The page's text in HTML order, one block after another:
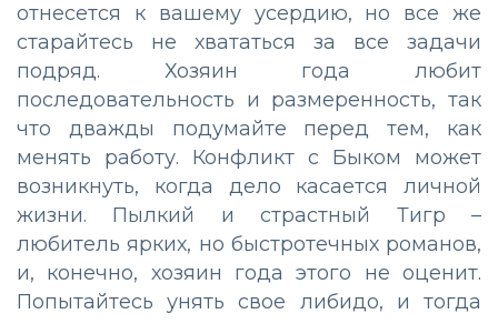
отнесется к вашему усердию, но все же
старайтесь не хвататься за все задачи
подряд. Хозяин года любит
последовательность и размеренность, так
что дважды подумайте перед тем, как
менять работу. Конфликт с Быком может
возникнуть, когда дело касается личной
жизни. Пылкий и страстный Тигр –
любитель ярких, но быстротечных романов,
и, конечно, хозяин года этого не оценит.
Попытайтесь унять свое либидо, и тогда